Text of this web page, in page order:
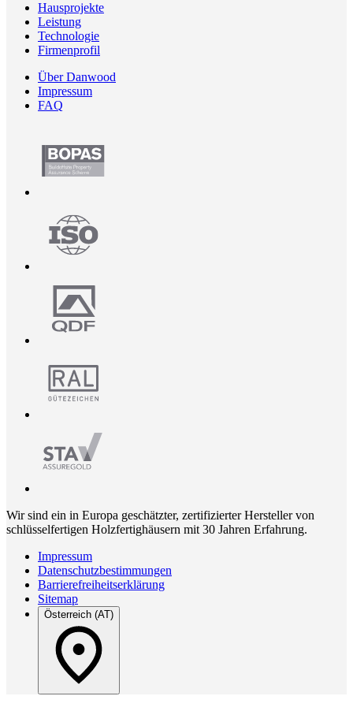
Hausprojekte
Leistung
Technologie
Firmenprofil
Über Danwood
Impressum
FAQ
Wir sind ein in Europa geschätzter, zertifizierter Hersteller von
schlüsselfertigen Holzfertighäusern mit 30 Jahren Erfahrung.
Impressum
Datenschutzbestimmungen
Barrierefreiheitserklärung
Sitemap
Österreich (AT)